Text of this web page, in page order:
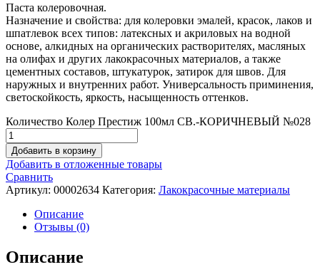
Паста колеровочная.
Назначение и свойства: для колеровки эмалей, красок, лаков и
шпатлевок всех типов: латексных и акриловых на водной
основе, алкидных на органических растворителях, масляных
на олифах и других лакокрасочных материалов, а также
цементных составов, штукатурок, затирок для швов. Для
наружных и внутренних работ. Универсальность приминения,
светоскойкость, яркость, насыщенность оттенков.
Количество Колер Престиж 100мл СВ.-КОРИЧНЕВЫЙ №028
Добавить в корзину
Добавить в отложенные товары
Сравнить
Артикул: 00002634 Категория: Лакокрасочные материалы
Описание
Отзывы (0)
Описание